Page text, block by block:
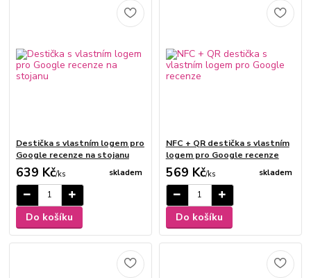
Destička s vlastním logem pro
Google recenze na stojanu
639 Kč/ks skladem
Do košíku
NFC + QR destička s vlastním
logem pro Google recenze
569 Kč/ks skladem
Do košíku